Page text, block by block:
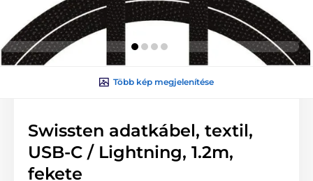
Több kép megjelenítése
Swissten adatkábel, textil,
USB-C / Lightning, 1.2m,
fekete